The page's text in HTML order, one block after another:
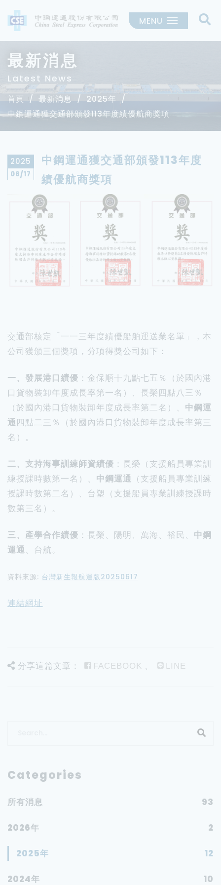
MENU
最新消息
Latest News
首頁 最新消息
2025年
中鋼運通獲交通部頒發113年度績優航商獎項
2025
06/17
中鋼運通獲交通部頒發113年度
績優航商獎項
交通部核定「一一三年度績優船舶運送業名單」，本
公司獲頒三個獎項，分項得獎公司如下：
一、發展港口績優 ：金保順十九點七五％（於國內港
口貨物裝卸年度成長率第一名）、長榮四點八三％
（於國內港口貨物裝卸年度成長率第二名）、 中鋼運
通 四點二三％（於國內港口貨物裝卸年度成長率第三
名）。
二、支持海事訓練師資績優 ：長榮（支援船員專業訓
練授課時數第一名）、 中鋼運通 （支援船員專業訓練
授課時數第二名）、台塑（支援船員專業訓練授課時
數第三名）。
三、產學合作績優 ：長榮、陽明、萬海、裕民、 中鋼
運通 、台航。
資料來源: 台灣新生報航運版20250617
連結網址
分享這篇文章： FACEBOOK 、 LINE
Categories
所有消息 93
2026年 2
2025年 12
2024年 10